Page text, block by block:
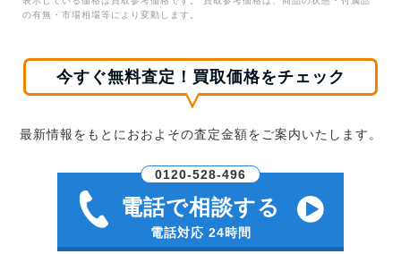
の有無・市場相場等により変動します。
今すぐ無料査定！買取価格をチェック
最新情報をもとにおおよその査定金額をご案内いたします。
0120-528-496
電話で相談する
電話対応 24時間